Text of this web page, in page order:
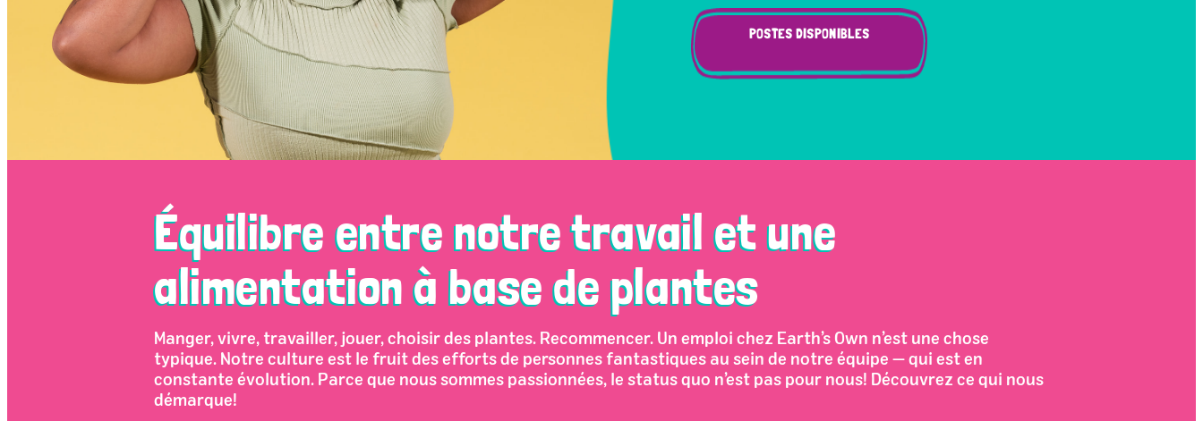
POSTES DISPONIBLES
Équilibre entre notre travail et une
alimentation à base de plantes
Manger, vivre, travailler, jouer, choisir des plantes. Recommencer. Un emploi chez Earth’s Own n’est une chose
typique. Notre culture est le fruit des efforts de personnes fantastiques au sein de notre équipe — qui est en
constante évolution. Parce que nous sommes passionnées, le status quo n’est pas pour nous! Découvrez ce qui nous
démarque!